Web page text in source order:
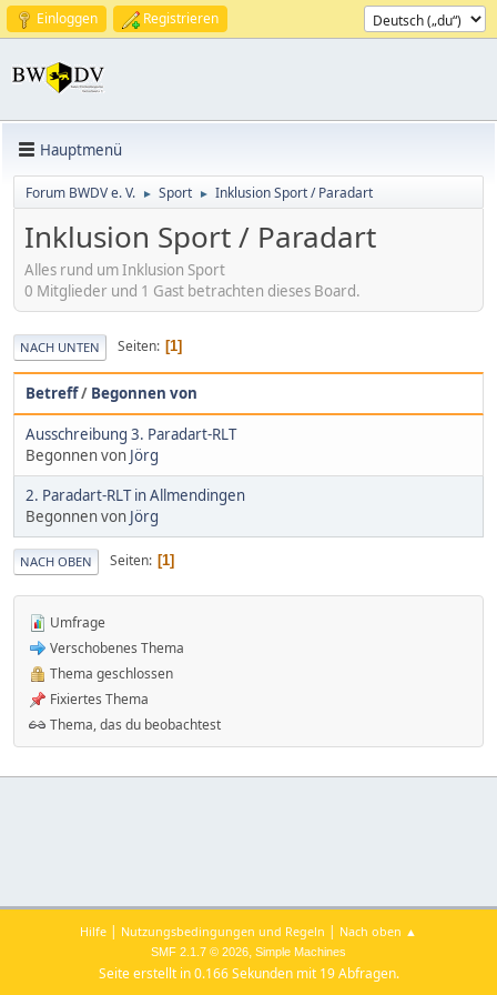
Einloggen Registrieren
Hauptmenü
Forum BWDV e. V. ► Sport ► Inklusion Sport / Paradart
Inklusion Sport / Paradart
Alles rund um Inklusion Sport
0 Mitglieder und 1 Gast betrachten dieses Board.
NACH UNTEN Seiten 1
Betreff/ Begonnen von
Ausschreibung 3. Paradart-RLT
Begonnen von Jörg
2. Paradart-RLT in Allmendingen
Begonnen von Jörg
NACH OBEN Seiten 1
Umfrage
Verschobenes Thema
Thema geschlossen
Fixiertes Thema
Thema, das du beobachtest
Hilfe | Nutzungsbedingungen und Regeln | Nach oben ▲
SMF 2.1.7 © 2026, Simple Machines
Seite erstellt in 0.166 Sekunden mit 19 Abfragen.